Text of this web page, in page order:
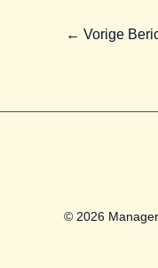
← Vorige
© 2026